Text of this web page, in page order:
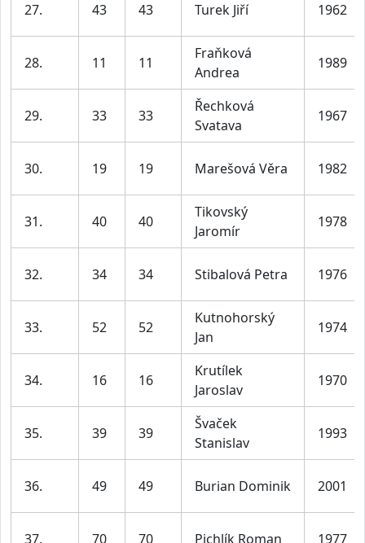
27. 43 43 Turek Jiří 1962
28. 11 11
Fraňková
Andrea
1989
29. 33 33
Řechková
Svatava
1967
30. 19 19 Marešová Věra 1982
31. 40 40
Tikovský
Jaromír
1978
32. 34 34 Stibalová Petra 1976
33. 52 52
Kutnohorský
Jan
1974
34. 16 16
Krutílek
Jaroslav
1970
35. 39 39
Švaček
Stanislav
1993
36. 49 49 Burian Dominik 2001
37. 70 70 Pichlík Roman 1977